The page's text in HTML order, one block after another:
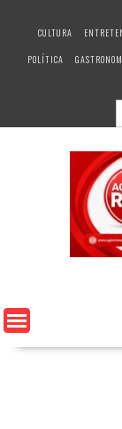
c
CULTURA
POLÍTICA